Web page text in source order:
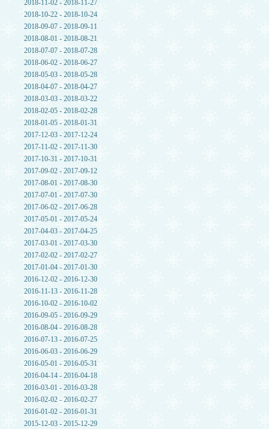
2018-11-02 - 2018-11-27
2018-10-22 - 2018-10-24
2018-09-07 - 2018-09-11
2018-08-01 - 2018-08-21
2018-07-07 - 2018-07-28
2018-06-02 - 2018-06-27
2018-05-03 - 2018-05-28
2018-04-07 - 2018-04-27
2018-03-03 - 2018-03-22
2018-02-05 - 2018-02-28
2018-01-05 - 2018-01-31
2017-12-03 - 2017-12-24
2017-11-02 - 2017-11-30
2017-10-31 - 2017-10-31
2017-09-02 - 2017-09-12
2017-08-01 - 2017-08-30
2017-07-01 - 2017-07-30
2017-06-02 - 2017-06-28
2017-05-01 - 2017-05-24
2017-04-03 - 2017-04-25
2017-03-01 - 2017-03-30
2017-02-02 - 2017-02-27
2017-01-04 - 2017-01-30
2016-12-02 - 2016-12-30
2016-11-13 - 2016-11-28
2016-10-02 - 2016-10-02
2016-09-05 - 2016-09-29
2016-08-04 - 2016-08-28
2016-07-13 - 2016-07-25
2016-06-03 - 2016-06-29
2016-05-01 - 2016-05-31
2016-04-14 - 2016-04-18
2016-03-01 - 2016-03-28
2016-02-02 - 2016-02-27
2016-01-02 - 2016-01-31
2015-12-03 - 2015-12-29